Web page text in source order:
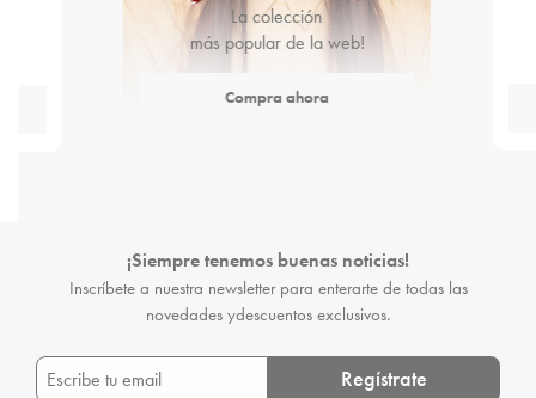
La colección
más popular de la web!
Compra ahora
¡Siempre tenemos buenas noticias!
Inscríbete a nuestra newsletter para enterarte de todas las
novedades ydescuentos exclusivos.
Regístrate